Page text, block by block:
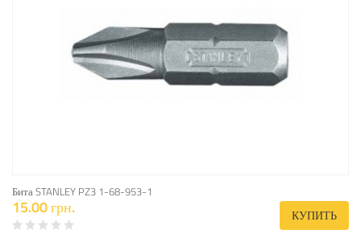
Бита STANLEY PZ3 1-68-953-1
15.00 грн. КУПИТЬ